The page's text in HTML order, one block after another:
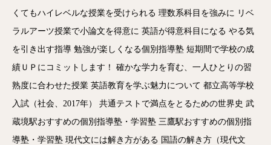
くてもハイレベルな授業を受けられる 理数系科目を強みに リベ
ラルアーツ授業で小論文を得意に 英語が得意科目になる やる気
を引き出す指導 勉強が楽しくなる個別指導塾 短期間で学校の成
績ＵＰにコミットします！
確かな学力を育む、一人ひとりの習
熟度に合わせた授業 英語教育を学ぶ魅力について 都立高等学校
入試（社会、2017年）
共通テストで満点をとるための世界史 武
蔵境駅おすすめの個別指導塾・学習塾 三鷹駅おすすめの個別指
導塾・学習塾 現代文には解き方がある 国語の解き方（現代文